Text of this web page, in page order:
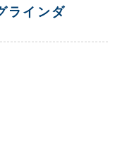
ラインダ